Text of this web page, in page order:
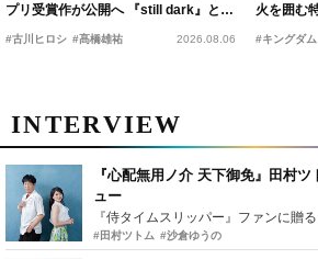
プリ受賞作が公開へ 『still dark』と同
時上映決定
#古川ヒロシ #髙橋雄祐 2026.08.06
火を囲む
の“キン
#キングダム
INTERVIEW
『心配無用ノ介 天下御免』田村
ュー
#田村ツトム #沙倉ゆうの